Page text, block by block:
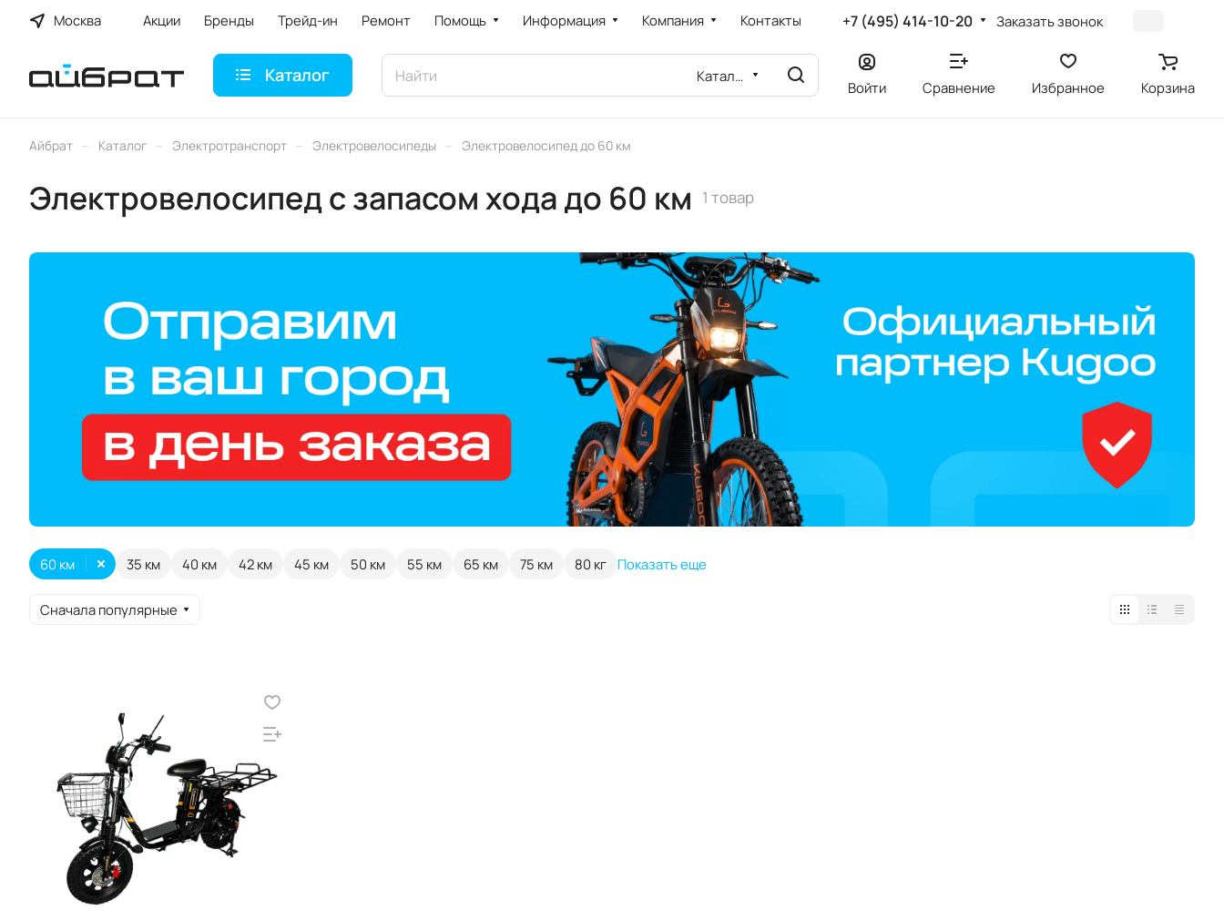
Москва Акции Бренды Трейд-ин Ремонт Помощь Информация Компания Контакты +7 (495) 414-10-20 Заказать звонок
Каталог Каталог
Войти Сравнение Избранное Корзина
Айбрат – Каталог – Электротранспорт – Электровелосипеды – Электровелосипед до 60 км
Электровелосипед с запасом хода до 60 км 1 товар
35 км 40 км 42 км 45 км 50 км 55 км
60 км 65 км 75 км 80 кг Показать еще
Сначала популярные